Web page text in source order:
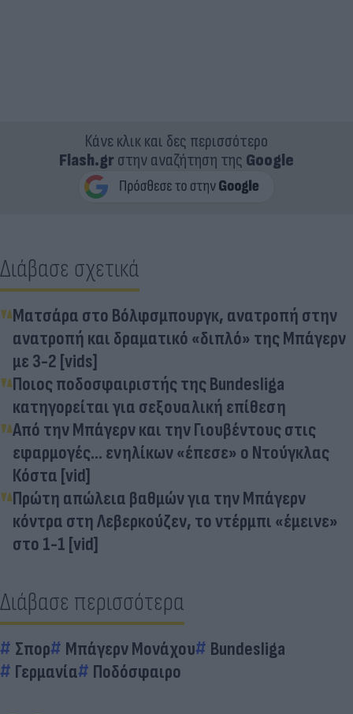
Κάνε κλικ και δες περισσότερο
Flash.grστην αναζήτηση της Google
Διάβασε σχετικά
Ματσάρα στο Βόλφσμπουργκ, ανατροπή στην
ανατροπή και δραματικό «διπλό» της Μπάγερν
με 3-2 [vids]
Ποιος ποδοσφαιριστής της Bundesliga
κατηγορείται για σεξουαλική επίθεση
Από την Μπάγερν και την Γιουβέντους στις
εφαρμογές... ενηλίκων «έπεσε» ο Ντούγκλας
Κόστα [vid]
Πρώτη απώλεια βαθμών για την Μπάγερν
κόντρα στη Λεβερκούζεν, το ντέρμπι «έμεινε»
στο 1-1 [vid]
Διάβασε περισσότερα
Σπορ Μπάγερν Μονάχου
Bundesliga
Γερμανία
Ποδόσφαιρο